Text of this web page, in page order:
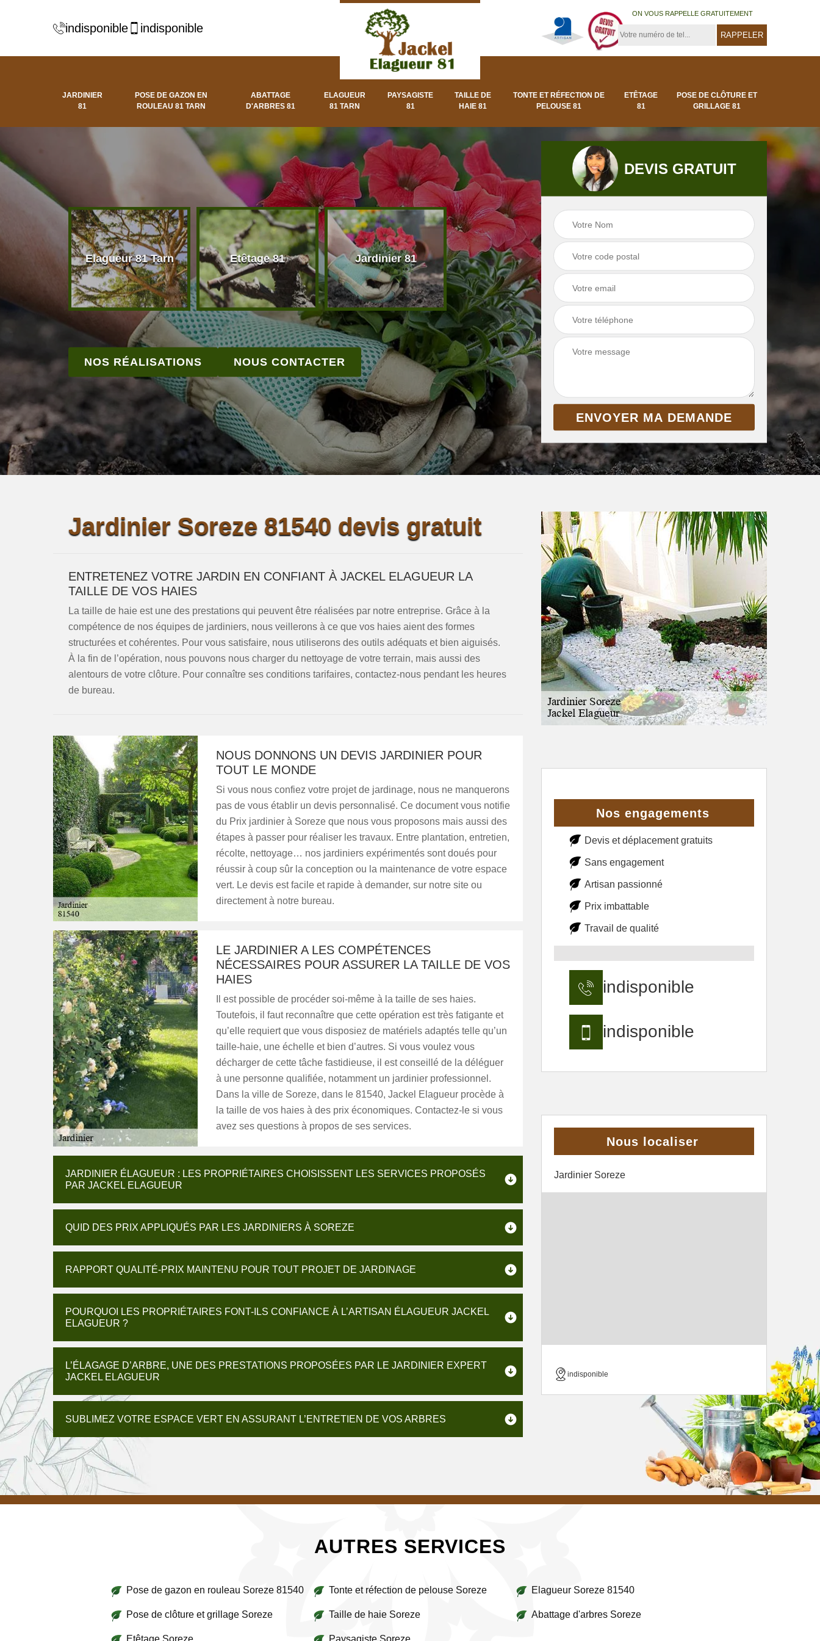
indisponible indisponible
ON VOUS RAPPELLE GRATUITEMENT
JARDINIER
81
POSE DE GAZON EN
ROULEAU 81 TARN
ABATTAGE
D'ARBRES 81
ELAGUEUR
81 TARN
PAYSAGISTE
81
TAILLE DE
HAIE 81
TONTE ET RÉFECTION DE
PELOUSE 81
ETÊTAGE
81
POSE DE CLÔTURE ET
GRILLAGE 81
Elagueur 81 Tarn Etêtage 81 Jardinier 81 Paysagiste 81
Pose de clôture et
grillage 81
Pose de gazon en
rouleau 81 Tarn
NOS RÉALISATIONS NOUS CONTACTER
DEVIS GRATUIT
Jardinier Soreze 81540 devis gratuit
ENTRETENEZ VOTRE JARDIN EN CONFIANT À JACKEL ELAGUEUR LA
TAILLE DE VOS HAIES
La taille de haie est une des prestations qui peuvent être réalisées par notre entreprise. Grâce à la
compétence de nos équipes de jardiniers, nous veillerons à ce que vos haies aient des formes
structurées et cohérentes. Pour vous satisfaire, nous utiliserons des outils adéquats et bien aiguisés.
À la fin de l’opération, nous pouvons nous charger du nettoyage de votre terrain, mais aussi des
alentours de votre clôture. Pour connaître ses conditions tarifaires, contactez-nous pendant les heures
de bureau.
NOUS DONNONS UN DEVIS JARDINIER POUR
TOUT LE MONDE
Si vous nous confiez votre projet de jardinage, nous ne manquerons
pas de vous établir un devis personnalisé. Ce document vous notifie
du Prix jardinier à Soreze que nous vous proposons mais aussi des
étapes à passer pour réaliser les travaux. Entre plantation, entretien,
récolte, nettoyage… nos jardiniers expérimentés sont doués pour
réussir à coup sûr la conception ou la maintenance de votre espace
vert. Le devis est facile et rapide à demander, sur notre site ou
directement à notre bureau.
LE JARDINIER A LES COMPÉTENCES
NÉCESSAIRES POUR ASSURER LA TAILLE DE VOS
HAIES
Il est possible de procéder soi-même à la taille de ses haies.
Toutefois, il faut reconnaître que cette opération est très fatigante et
qu’elle requiert que vous disposiez de matériels adaptés telle qu’un
taille-haie, une échelle et bien d’autres. Si vous voulez vous
décharger de cette tâche fastidieuse, il est conseillé de la déléguer
à une personne qualifiée, notamment un jardinier professionnel.
Dans la ville de Soreze, dans le 81540, Jackel Elagueur procède à
la taille de vos haies à des prix économiques. Contactez-le si vous
avez ses questions à propos de ses services.
JARDINIER ÉLAGUEUR : LES PROPRIÉTAIRES CHOISISSENT LES SERVICES PROPOSÉS
PAR JACKEL ELAGUEUR
QUID DES PRIX APPLIQUÉS PAR LES JARDINIERS À SOREZE
RAPPORT QUALITÉ-PRIX MAINTENU POUR TOUT PROJET DE JARDINAGE
POURQUOI LES PROPRIÉTAIRES FONT-ILS CONFIANCE À L’ARTISAN ÉLAGUEUR JACKEL
ELAGUEUR ?
L’ÉLAGAGE D’ARBRE, UNE DES PRESTATIONS PROPOSÉES PAR LE JARDINIER EXPERT
JACKEL ELAGUEUR
SUBLIMEZ VOTRE ESPACE VERT EN ASSURANT L’ENTRETIEN DE VOS ARBRES
Nos engagements
Devis et déplacement gratuits
Sans engagement
Artisan passionné
Prix imbattable
Travail de qualité
indisponible
indisponible
Nous localiser
Jardinier Soreze
indisponible
AUTRES SERVICES
Pose de gazon en rouleau Soreze 81540
Pose de clôture et grillage Soreze
Etêtage Soreze
Tonte et réfection de pelouse Soreze
Taille de haie Soreze
Paysagiste Soreze
Elagueur Soreze 81540
Abattage d'arbres Soreze